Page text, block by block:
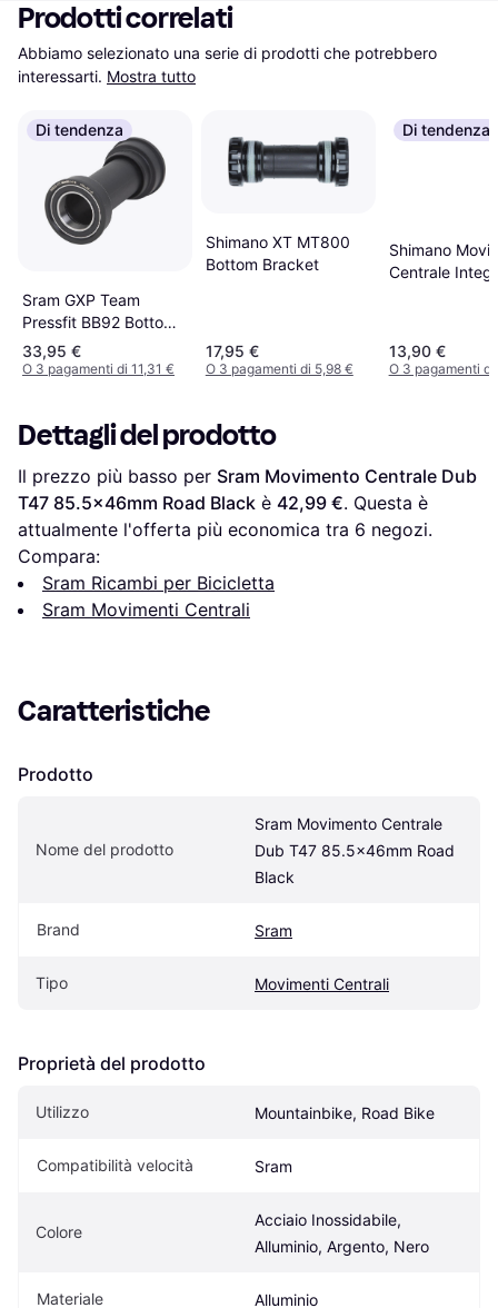
Prodotti correlati
Abbiamo selezionato una serie di prodotti che potrebbero
interessarti. Mostra tutto
Di tendenza
Sram GXP Team
Pressfit BB92 Bottom
Bracket
33,95 €
O 3 pagamenti di 11,31 €
Shimano XT MT800
Bottom Bracket
17,95 €
O 3 pagamenti di 5,98 €
Di tendenza
Shimano
Centrale
13,90 €
O 3 pagamenti
Dettagli del prodotto
Il prezzo più basso per Sram Movimento Centrale Dub
T47 85.5x46mm Road Black è 42,99 €. Questa è
attualmente l'offerta più economica tra 6 negozi.
Compara:
Sram Ricambi per Bicicletta
Sram Movimenti Centrali
Caratteristiche
Prodotto
Nome del prodotto
Sram Movimento Centrale
Dub T47 85.5x46mm Road
Black
Brand Sram
Tipo Movimenti Centrali
Proprietà del prodotto
Utilizzo Mountainbike, Road Bike
Compatibilità velocità Sram
Colore
Acciaio Inossidabile,
Alluminio, Argento, Nero
Materiale Alluminio